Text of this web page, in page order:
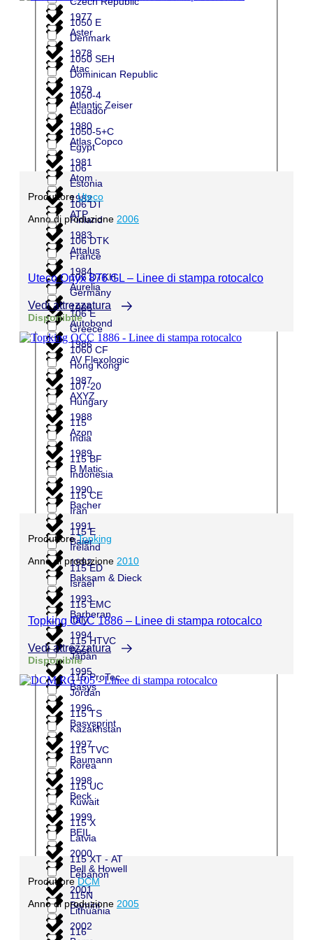
Aster
Atac
Atlantic Zeiser
Atlas Copco
Atom
ATP
Attalus
Aurelia
Autobond
AV Flexologic
AXYZ
Azon
B Matic
Bacher
Baier
Baksam & Dieck
Barberan
Basf
Basys
Basysprint
Baumann
Beck
BEIL
Bell & Howell
Bemini
1977
1978
1979
1980
1981
1982
1983
1984
1985
1986
1987
1988
1989
1990
1991
1992
1993
1994
1995
1996
1997
1998
1999
2000
2001
2002
Denmark
Dominican Republic
Ecuador
Egypt
Estonia
Finland
France
Germany
Greece
Hong Kong
Hungary
India
Indonesia
Iran
Ireland
Israel
Italy
Japan
Jordan
Kazakhstan
Korea
Kuwait
Latvia
Lebanon
Lithuania
1050 E
1050 SEH
1050-4
1050-5+C
106
106 DT
106 DTK
106 DTKH
106 E
1060 CF
107-20
115
115 BF
115 CE
115 E
115 ED
115 EMC
115 HTVC
115 ProTec
115 TS
115 TVC
115 UC
115 X
115 XT - AT
115N
116
ProduttoreUteco
Anno di produzione 2006
Uteco Onyx 876 GL – Linee di stampa rotocalco
Vedi attrezzatura
Disponibile
ProduttoreTopking
Anno di produzione 2010
Topking OCC 1886 – Linee di stampa rotocalco
Vedi attrezzatura
Disponibile
ProduttoreDCM
Anno di produzione 2005